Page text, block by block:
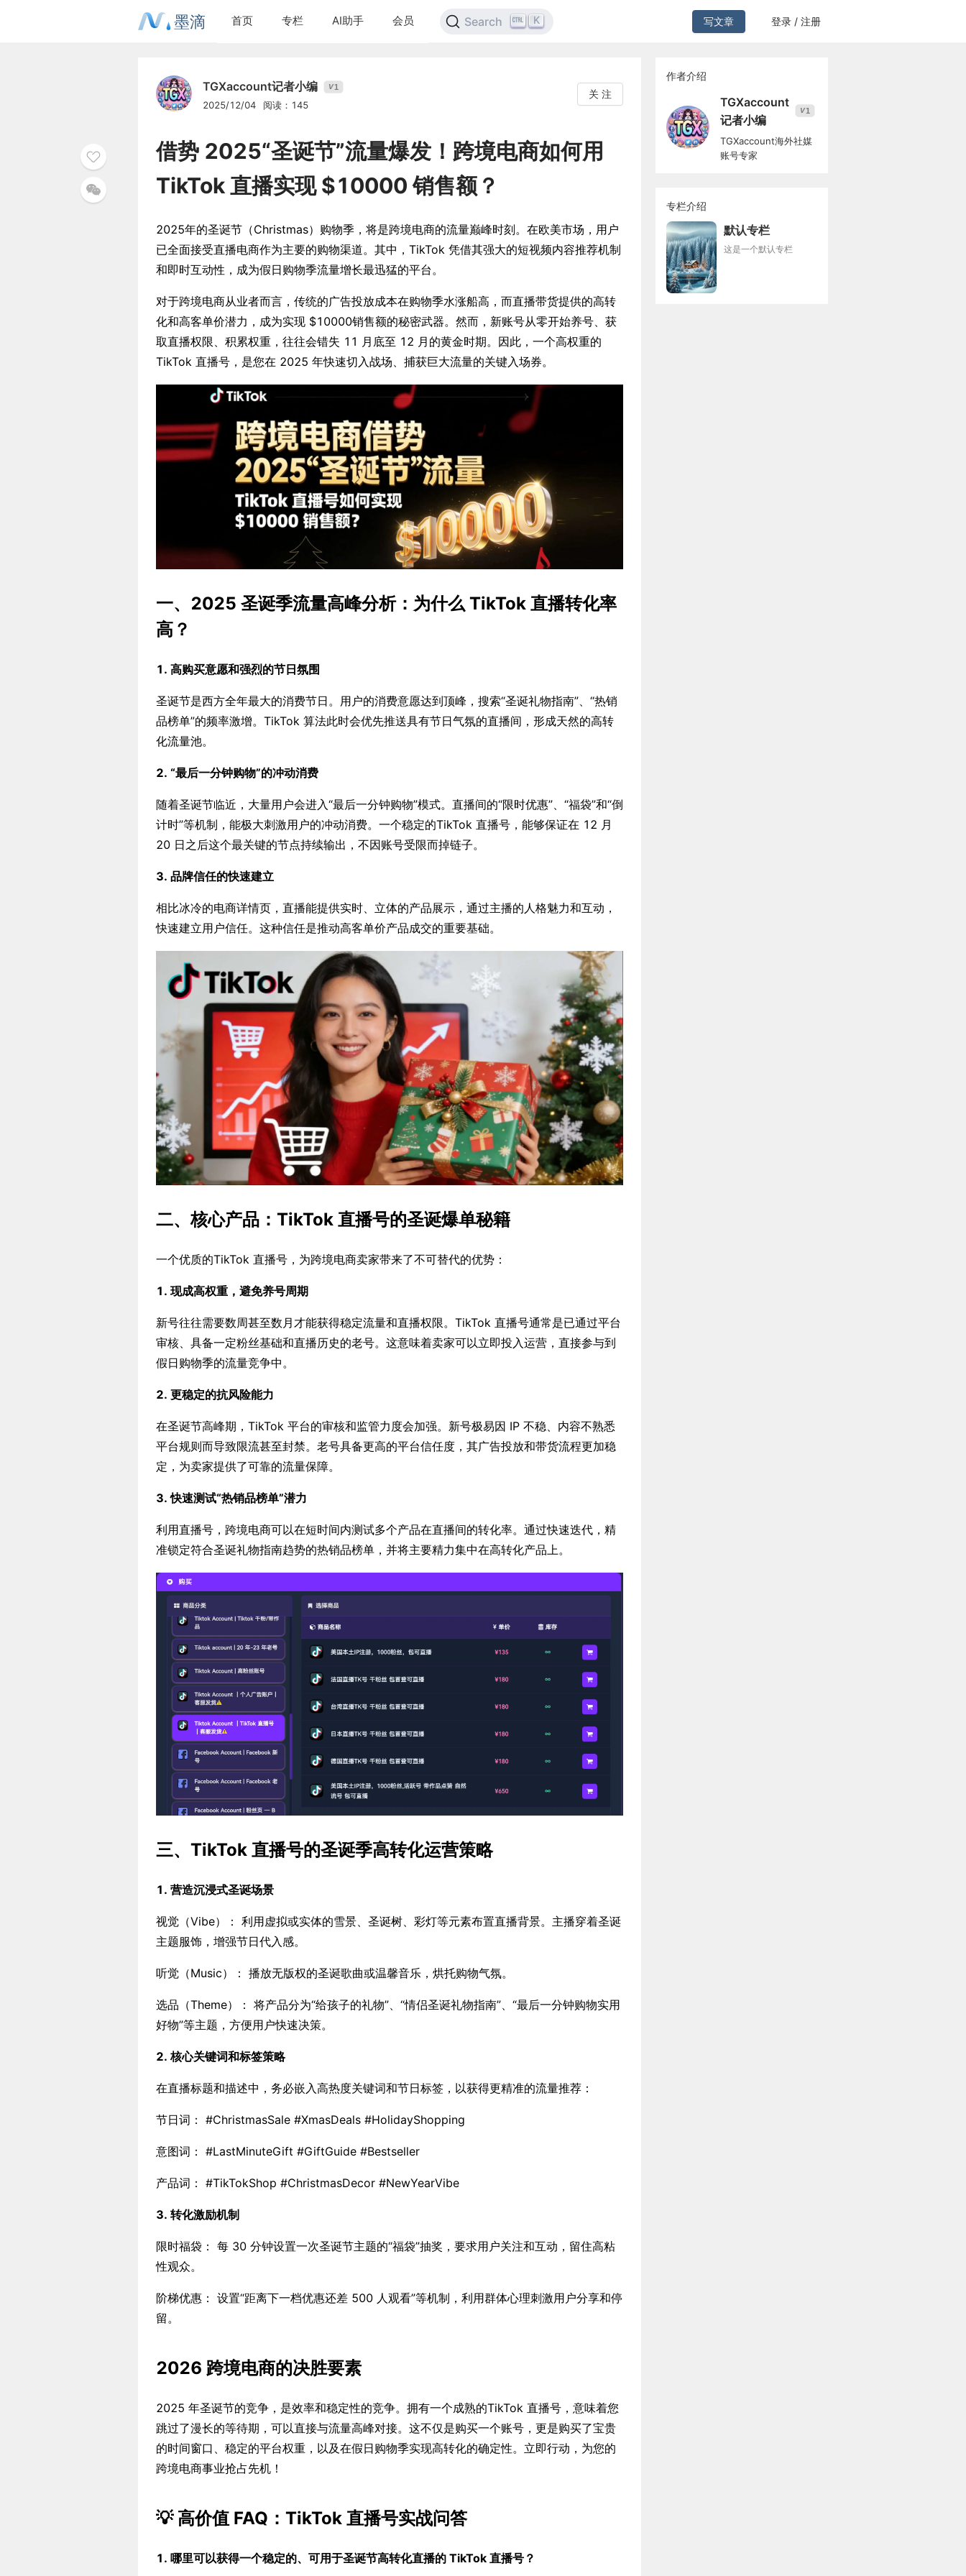
墨滴 首页 专栏 AI助手 会员 Search K 写文章 登录 / 注册
TGXaccount记者小编 V1
2025/12/04 阅读：145
关 注
借势 2025“圣诞节”流量爆发！跨境电商如何用
TikTok 直播实现 $10000 销售额？
2025年的圣诞节（Christmas）购物季，将是跨境电商的流量巅峰时刻。在欧美市场，用户
已全面接受直播电商作为主要的购物渠道。其中，TikTok 凭借其强大的短视频内容推荐机制
和即时互动性，成为假日购物季流量增长最迅猛的平台。
对于跨境电商从业者而言，传统的广告投放成本在购物季水涨船高，而直播带货提供的高转
化和高客单价潜力，成为实现 $10000销售额的秘密武器。然而，新账号从零开始养号、获
取直播权限、积累权重，往往会错失 11 月底至 12 月的黄金时期。因此，一个高权重的
TikTok 直播号，是您在 2025 年快速切入战场、捕获巨大流量的关键入场券。
一、2025 圣诞季流量高峰分析：为什么 TikTok 直播转化率
高？
1. 高购买意愿和强烈的节日氛围
圣诞节是西方全年最大的消费节日。用户的消费意愿达到顶峰，搜索“圣诞礼物指南”、“热销
品榜单”的频率激增。TikTok 算法此时会优先推送具有节日气氛的直播间，形成天然的高转
化流量池。
2. “最后一分钟购物”的冲动消费
随着圣诞节临近，大量用户会进入“最后一分钟购物”模式。直播间的“限时优惠”、“福袋”和“倒
计时”等机制，能极大刺激用户的冲动消费。一个稳定的TikTok 直播号，能够保证在 12 月
20 日之后这个最关键的节点持续输出，不因账号受限而掉链子。
3. 品牌信任的快速建立
相比冰冷的电商详情页，直播能提供实时、立体的产品展示，通过主播的人格魅力和互动，
快速建立用户信任。这种信任是推动高客单价产品成交的重要基础。
二、核心产品：TikTok 直播号的圣诞爆单秘籍
一个优质的TikTok 直播号，为跨境电商卖家带来了不可替代的优势：
1. 现成高权重，避免养号周期
新号往往需要数周甚至数月才能获得稳定流量和直播权限。TikTok 直播号通常是已通过平台
审核、具备一定粉丝基础和直播历史的老号。这意味着卖家可以立即投入运营，直接参与到
假日购物季的流量竞争中。
2. 更稳定的抗风险能力
在圣诞节高峰期，TikTok 平台的审核和监管力度会加强。新号极易因 IP 不稳、内容不熟悉
平台规则而导致限流甚至封禁。老号具备更高的平台信任度，其广告投放和带货流程更加稳
定，为卖家提供了可靠的流量保障。
3. 快速测试“热销品榜单”潜力
利用直播号，跨境电商可以在短时间内测试多个产品在直播间的转化率。通过快速迭代，精
准锁定符合圣诞礼物指南趋势的热销品榜单，并将主要精力集中在高转化产品上。
三、TikTok 直播号的圣诞季高转化运营策略
1. 营造沉浸式圣诞场景
视觉（Vibe）： 利用虚拟或实体的雪景、圣诞树、彩灯等元素布置直播背景。主播穿着圣诞
主题服饰，增强节日代入感。
听觉（Music）： 播放无版权的圣诞歌曲或温馨音乐，烘托购物气氛。
选品（Theme）： 将产品分为“给孩子的礼物”、“情侣圣诞礼物指南”、“最后一分钟购物实用
好物”等主题，方便用户快速决策。
2. 核心关键词和标签策略
在直播标题和描述中，务必嵌入高热度关键词和节日标签，以获得更精准的流量推荐：
节日词： #ChristmasSale #XmasDeals #HolidayShopping
意图词： #LastMinuteGift #GiftGuide #Bestseller
产品词： #TikTokShop #ChristmasDecor #NewYearVibe
3. 转化激励机制
限时福袋： 每 30 分钟设置一次圣诞节主题的“福袋”抽奖，要求用户关注和互动，留住高粘
性观众。
阶梯优惠： 设置“距离下一档优惠还差 500 人观看”等机制，利用群体心理刺激用户分享和停
留。
2026 跨境电商的决胜要素
2025 年圣诞节的竞争，是效率和稳定性的竞争。拥有一个成熟的TikTok 直播号，意味着您
跳过了漫长的等待期，可以直接与流量高峰对接。这不仅是购买一个账号，更是购买了宝贵
的时间窗口、稳定的平台权重，以及在假日购物季实现高转化的确定性。立即行动，为您的
跨境电商事业抢占先机！
💡 高价值 FAQ：TikTok 直播号实战问答
1. 哪里可以获得一个稳定的、可用于圣诞节高转化直播的 TikTok 直播号？
作者介绍
TGXaccount
记者小编
V1
TGXaccount海外社媒
账号专家
专栏介绍
默认专栏
这是一个默认专栏